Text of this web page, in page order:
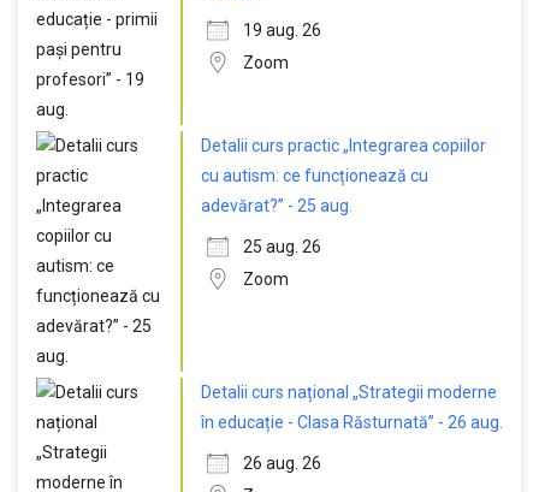
19 aug. 26
Zoom
Detalii curs practic „Integrarea copiilor
cu autism: ce funcționează cu
adevărat?” - 25 aug.
25 aug. 26
Zoom
Detalii curs național „Strategii moderne
în educație - Clasa Răsturnată” - 26 aug.
26 aug. 26